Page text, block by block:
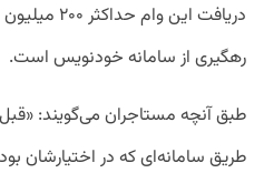
دریافت این
رهگیری از سامانه خودنویس است.
طبق آنچه مستاجران می‌گویند:
طریق سامانه‌ای که در اختیارشان